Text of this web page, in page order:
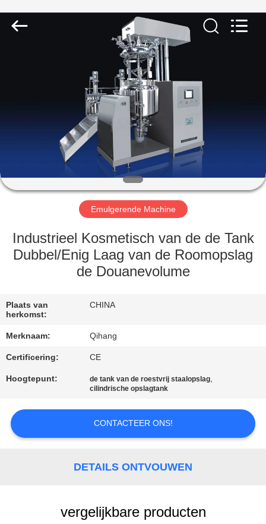
PRODUCTEN
ONGEVEER
FABRIEKSREIS
KWALITEITSCONTROLE
CONTACTEER
GEVALLEN
OM
EEN
Machinery
Equipment
Emulgerende Machine
Industrieel Kosmetisch van de de Tank
Dubbel/Enig Laag van de Roomopslag
de Douanevolume
Plaats van
herkomst:
CHINA
Merknaam: Qihang
Certificering: CE
Hoogtepunt: de tank van de roestvrij staalopslag,
cilindrische opslagtank
CONTACTEER ONS!
DETAILS ONTVOUWEN
vergelijkbare producten